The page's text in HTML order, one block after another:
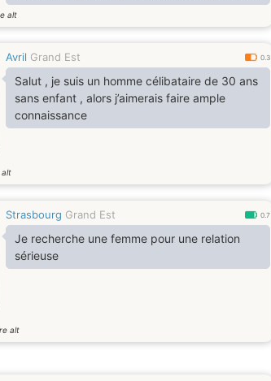
I'm not driving heavy rigs for work, I'm out in
the woods running airsoft drills or keeping my
alt
Avril Grand Est 0.3
Salut , je suis un homme célibataire de 30 ans
sans enfant , alors j’aimerais faire ample
connaissance
alt
Strasbourg Grand Est 0.7
Je recherche une femme pour une relation
sérieuse
alt